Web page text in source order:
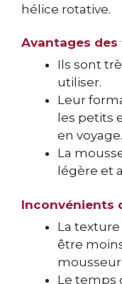
hélice rotative.
Avantages
Ils sont
utiliser.
Leur
les petits
en voyage.
La
légère et
Inconvénients
La
être
Le temps